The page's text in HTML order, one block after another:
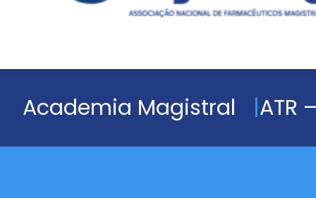
Academia Magistral ATR